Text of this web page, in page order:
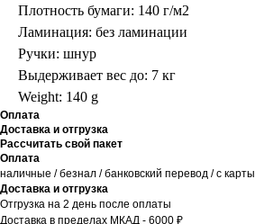
Плотность бумаги: 140 г/м2
Ламинация: без ламинации
Ручки: шнур
Выдерживает вес до: 7 кг
Weight: 140 g
Оплата
Доставка и отгрузка
Рассчитать свой пакет
Оплата
наличные / безнал / банковский перевод / с карты
Доставка и отгрузка
Отгрузка на 2 день после оплаты
Доставка в пределах МКАД - 6000 ₽